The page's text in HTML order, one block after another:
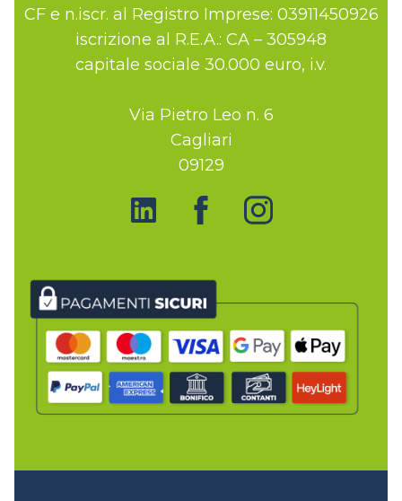
CF e n.iscr. al Registro Imprese: 03911450926
iscrizione al R.E.A.: CA – 305948
capitale sociale 30.000 euro, i.v.
Via Pietro Leo n. 6
Cagliari
09129